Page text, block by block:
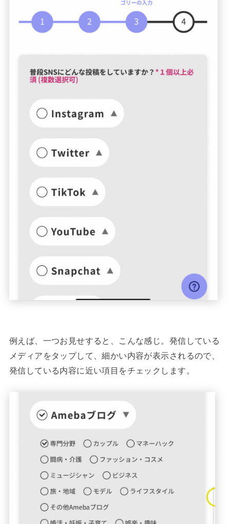
例えば、一つお見せすると、こんな感じ。発信している
メディアをタップして、細かい内容が表示されるので、
発信している内容に近い項目をチェックします。